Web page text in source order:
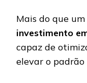
Mais do que
investimento
capaz de
elevar o padrão